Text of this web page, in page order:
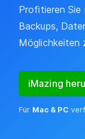
Profitieren Sie
Backups,
Möglichkeiten
iMazing
Für Mac & PC